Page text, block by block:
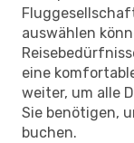
auswählen
eine
weiter, um alle
Sie benötigen,
buchen.